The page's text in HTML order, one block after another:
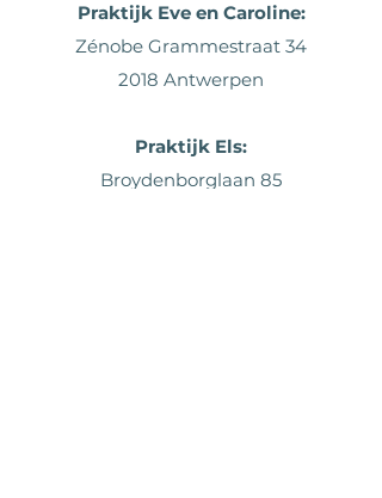
Praktijk Eve en Caroline:
Zénobe Grammestraat 34
2018 Antwerpen
Praktijk Els:
Broydenborglaan 85